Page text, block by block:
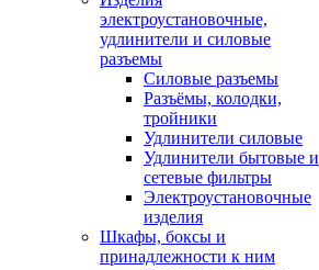
электроустановочные,
удлинители и силовые
разъемы
Силовые разъемы
Разъёмы, колодки,
тройники
Удлинители силовые
Удлинители бытовые и
сетевые фильтры
Электроустановочные
изделия
Шкафы, боксы и
принадлежности к ним